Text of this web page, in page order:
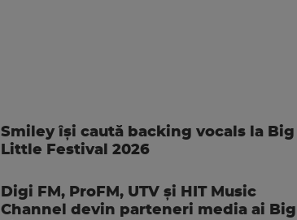
Smiley își caută backing vocals la Big
Little Festival 2026
Digi FM, ProFM, UTV și HIT Music
Channel devin parteneri media ai Big